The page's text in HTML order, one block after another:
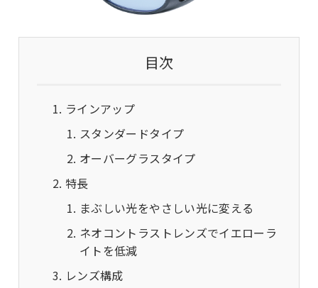
目次
ラインアップ
スタンダードタイプ
オーバーグラスタイプ
特長
まぶしい光をやさしい光に変える
ネオコントラストレンズでイエローラ
イトを低減
レンズ構成